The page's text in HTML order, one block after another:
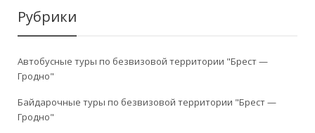
Рубрики
Автобусные туры по безвизовой территории "Брест —
Гродно"
Байдарочные туры по безвизовой территории "Брест —
Гродно"